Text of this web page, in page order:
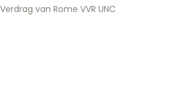
van Rome VVR UNC